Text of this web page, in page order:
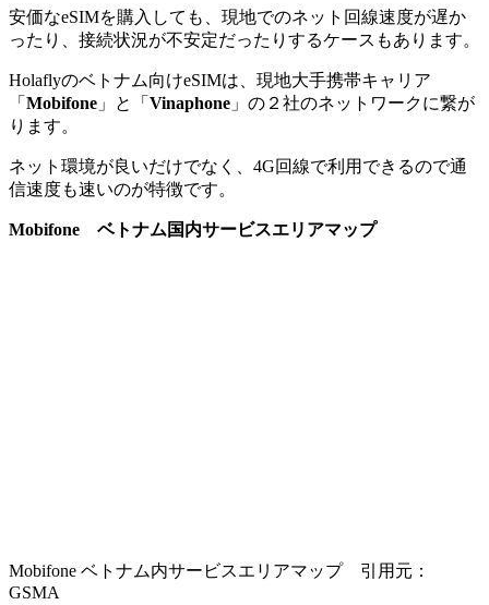
安価なeSIMを購入しても、現地でのネット回線速度が遅か
ったり、接続状況が不安定だったりするケースもあります。
Holaflyのベトナム向けeSIMは、現地大手携帯キャリア
「 Mobifone 」と「 Vinaphone 」の２社のネットワークに繋が
ります。
ネット環境が良いだけでなく、4G回線で利用できるので通
信速度も速いのが特徴です。
Mobifone ベトナム国内サービスエリアマップ
Mobifone ベトナム内サービスエリアマップ 引用元：
GSMA